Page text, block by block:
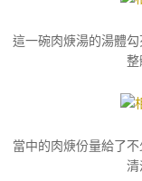
這一碗肉焿湯的湯體
整
當中的肉焿份量給了
清